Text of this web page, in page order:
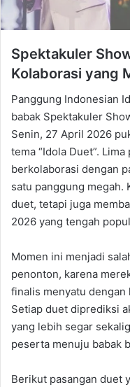
Spektakuler
Kolaborasi yang
Panggung Indonesian
babak Spektakuler
Senin, 27 April 2026
tema “Idola Duet”.
berkolaborasi dengan
satu panggung megah.
duet, tetapi juga
2026 yang tengah
Momen ini menjadi
penonton, karena
finalis menyatu dengan
Setiap duet diprediksi
yang lebih segar
peserta menuju babak
Berikut pasangan duet